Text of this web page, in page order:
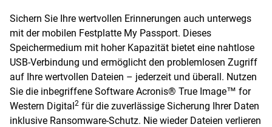
Sichern Sie Ihre wertvollen Erinnerungen auch unterwegs
mit der mobilen Festplatte My Passport. Dieses
Speichermedium mit hoher Kapazität bietet eine nahtlose
USB-Verbindung und ermöglicht den problemlosen Zugriff
auf Ihre wertvollen Dateien – jederzeit und überall. Nutzen
Sie die inbegriffene Software Acronis® True Image™ for
Western Digital2 für die zuverlässige Sicherung Ihrer Daten
inklusive Ransomware-Schutz. Nie wieder Dateien verlieren